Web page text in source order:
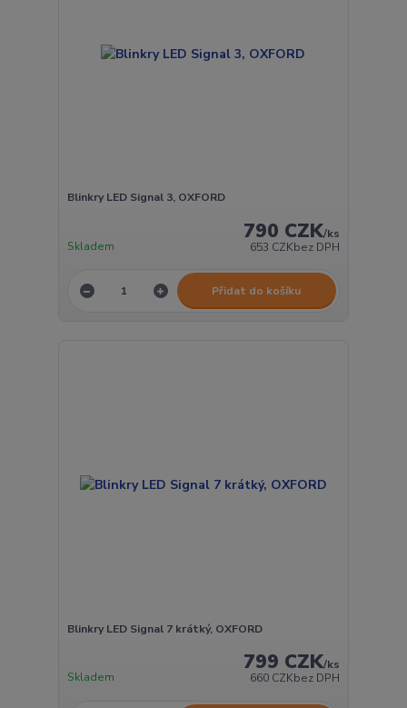
Blinkry LED Signal 3, OXFORD
790 CZK/ks
653 CZKbez DPH
Skladem
Přidat do košíku
Blinkry LED Signal 7 krátký, OXFORD
799 CZK/ks
660 CZKbez DPH
Skladem